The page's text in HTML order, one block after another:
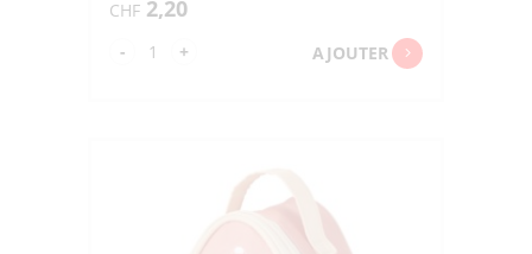
CHF 2,20
-
quantité
42X21X40CM
+ AJOUTER